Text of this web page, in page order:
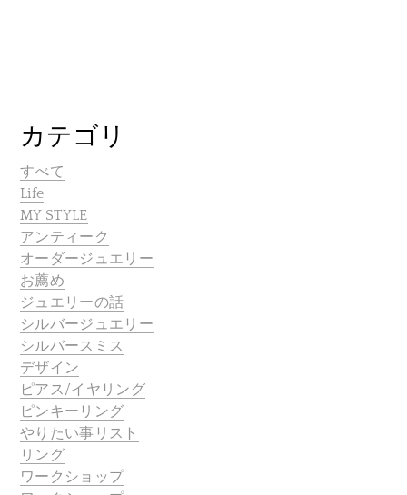
カテゴリ
すべて
Life
MY STYLE
アンティーク
オーダージュエリー
お薦め
ジュエリーの話
シルバージュエリー
シルバースミス
デザイン
ピアス/イヤリング
ピンキーリング
やりたい事リスト
リング
ワークショップ